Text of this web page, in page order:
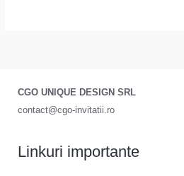
CGO UNIQUE DESIGN SRL
contact@cgo-invitatii.ro
Linkuri importante